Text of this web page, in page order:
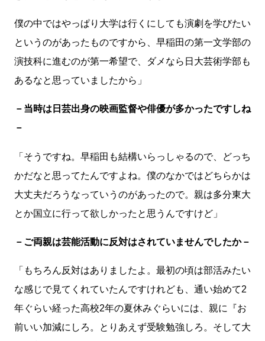
僕の中ではやっぱり大学は行くにしても演劇を学びたい
というのがあったものですから、早稲田の第一文学部の
演技科に進むのが第一希望で、ダメなら日大芸術学部も
あるなと思っていましたから」
－当時は日芸出身の映画監督や俳優が多かったですしね
－
「そうですね。早稲田も結構いらっしゃるので、どっち
かだなと思ってたんですよね。僕のなかではどちらかは
大丈夫だろうなっていうのがあったので。親は多分東大
とか国立に行って欲しかったと思うんですけど」
－ご両親は芸能活動に反対はされていませんでしたか－
「もちろん反対はありましたよ。最初の頃は部活みたい
な感じで見てくれていたんですけれども、通い始めて2
年ぐらい経った高校2年の夏休みぐらいには、親に『お
前いい加減にしろ。とりあえず受験勉強しろ。そして大